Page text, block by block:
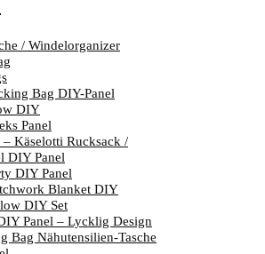
/ Windelorganizer
Bag DIY-Panel
DIY
Panel
– Käselotti Rucksack /
DIY Panel
DIY Panel
Blanket DIY
DIY Set
Panel – Lycklig Design
Bag Nähutensilien-Tasche